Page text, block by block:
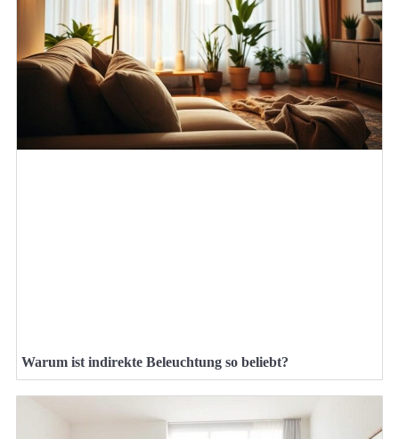
Warum ist indirekte Beleuchtung so beliebt?